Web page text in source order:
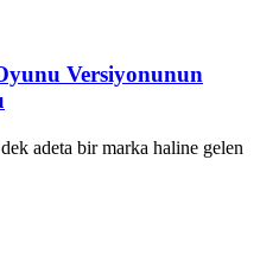
Versiyonunun
adeta bir marka haline gelen